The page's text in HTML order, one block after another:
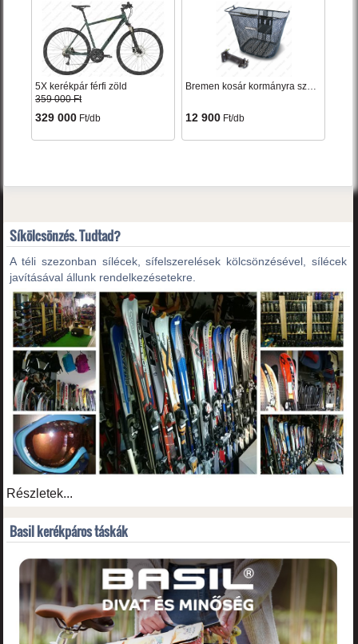
5X kerékpár férfi zöld
359 000 Ft
329 000 Ft/db 12 900 Ft/db
Síkölcsönzés. Tudtad?
A téli szezonban sílécek, sífelszerelések kölcsönzésével, sílécek
javításával állunk rendelkezésetekre.
Részletek...
Basil kerékpáros táskák